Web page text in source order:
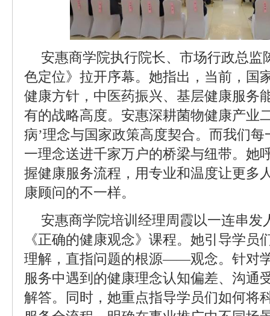
安惠商学院执行院长、市场行政总监
色定位》拉开序幕。她指出，当前，国
健康方针，中医药振兴、基层健康服务
有的战略高度。安惠深耕菌物健康产业
病’理念与国家政策高度契合。而我们
一理念送进千家万户的桥梁与纽带。她
握健康服务流程，用专业和温度让更多
康顾问的不一样。
安惠商学院培训经理周霞以一连串发
《正确的健康观念》课程。她引导学员
理解，直指问题的根源——观念。针对
服务中遇到的健康理念认知偏差、沟通
解答。同时，她重点指导学员们如何将